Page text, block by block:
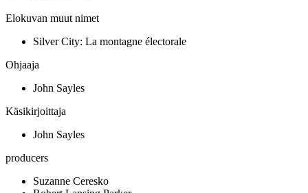
Elokuvan muut nimet
Silver City: La montagne électorale
Ohjaaja
John Sayles
Käsikirjoittaja
John Sayles
producers
Suzanne Ceresko